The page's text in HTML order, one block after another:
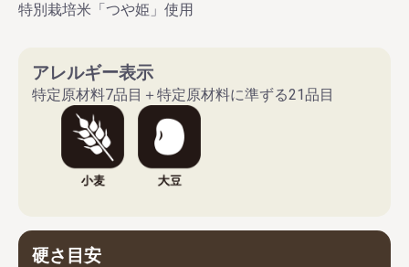
特別栽培米「つや姫」使用
アレルギー表示
特定原材料7品目＋特定原材料に準ずる21品目
硬さ目安